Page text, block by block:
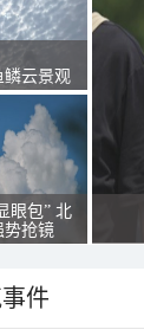
鳞云景观
眼包” 北
势抢镜
件